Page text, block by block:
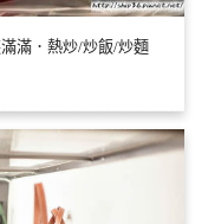
滿．熱炒/炒飯/炒麵